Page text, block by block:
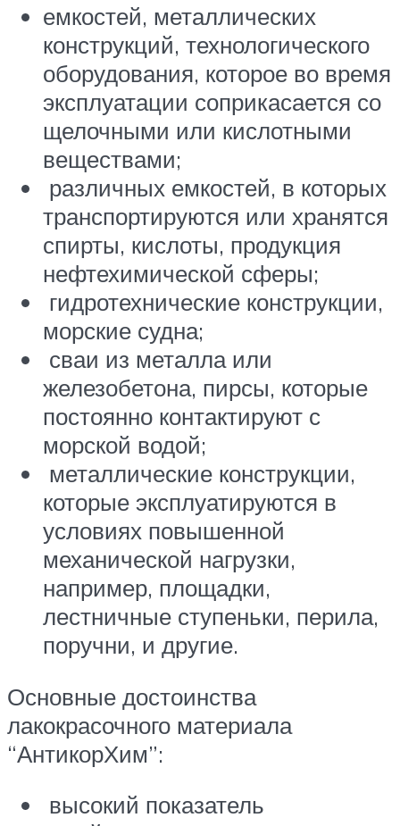
емкостей, металлических
конструкций, технологического
оборудования, которое во время
эксплуатации соприкасается со
щелочными или кислотными
веществами;
различных емкостей, в которых
транспортируются или хранятся
спирты, кислоты, продукция
нефтехимической сферы;
гидротехнические конструкции,
морские судна;
сваи из металла или
железобетона, пирсы, которые
постоянно контактируют с
морской водой;
металлические конструкции,
которые эксплуатируются в
условиях повышенной
механической нагрузки,
например, площадки,
лестничные ступеньки, перила,
поручни, и другие.
Основные достоинства
лакокрасочного материала
“АнтикорХим”:
высокий показатель